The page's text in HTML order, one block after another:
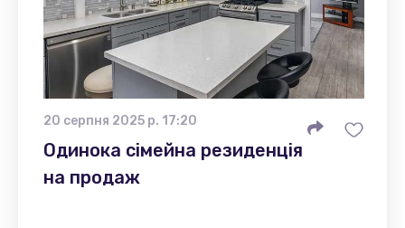
20 серпня 2025 р. 17:20
Одинока сімейна резиденція
на продаж